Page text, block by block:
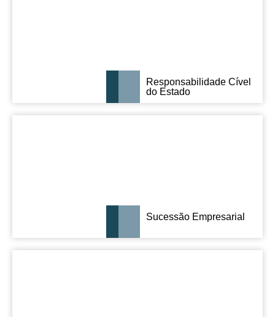
Responsabilidade Cível
do Estado
Sucessão Empresarial